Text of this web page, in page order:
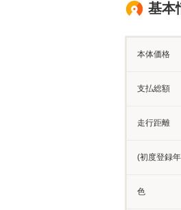
基本
本体価格
支払総額
走行距離
(初度登録
色